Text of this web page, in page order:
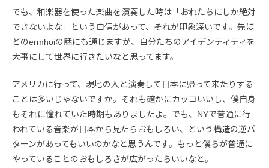
でも、和楽器を使った楽曲を演奏した時は「おれたちにしか絶対
できないよな」という自信があって、それが印象深いです。先ほ
どのermhoiの話にも通じますが、自分たちのアイデンティティを
大事にして世界に行きたいなと思ってます。
アメリカに行って、現地の人と演奏して日本に帰って来たりする
ことは多いじゃないですか。それも確かにカッコいいし、僕自身
もそれに憧れていた時期もありましたよ。でも、NYで普通に行
われている音楽が日本から見たらおもしろい、という構造の逆パ
ターンがあってもいいのかなと思うんです。もっと僕らが普通に
やっていることのおもしろさが広がったらいいなと。